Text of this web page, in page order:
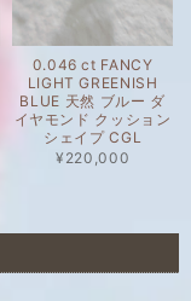
0.046 ct FANCY
LIGHT GREENISH
BLUE 天然 ブルー ダ
イヤモンド クッション
シェイプ CGL
¥220,000